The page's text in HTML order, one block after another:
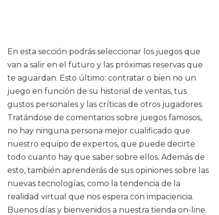
En esta sección podrás seleccionar los juegos que
van a salir en el futuro y las próximas reservas que
te aguardan. Esto último: contratar o bien no un
juego en función de su historial de ventas, tus
gustos personales y las críticas de otros jugadores.
Tratándose de comentarios sobre juegos famosos,
no hay ninguna persona mejor cualificado que
nuestro equipo de expertos, que puede decirte
todo cuanto hay que saber sobre ellos. Además de
esto, también aprenderás de sus opiniones sobre las
nuevas tecnologías, como la tendencia de la
realidad virtual que nos espera con impaciencia.
Buenos días y bienvenidos a nuestra tienda on-line.